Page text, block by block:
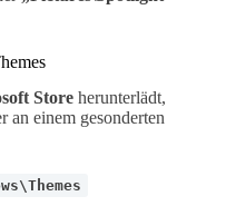
Store herunterlädt,
an einem gesonderten